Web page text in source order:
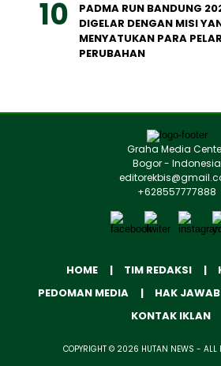
PADMA RUN BANDUNG
DIGELAR DENGAN MISI
MENYATUKAN PARA
PERUBAHAN
Graha Media
Bogor - Indonesia
+628557777888
HOME TIM REDAKSI
PEDOMAN MEDIA
HAK JAWAB
KONTAK IKLAN
COPYRIGHT © 2026 HUTAN NEWS - ALL